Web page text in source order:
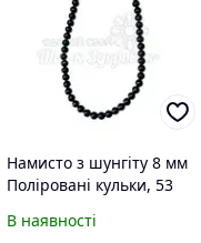
Намисто з шунгіту 8 мм
Поліровані кульки, 53
енергетичний захист
В наявності